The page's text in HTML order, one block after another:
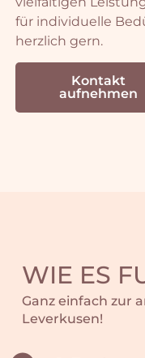
für individuelle
herzlich gern.
Kontakt
aufnehmen
WIE ES
Ganz einfach zur
Leverkusen!